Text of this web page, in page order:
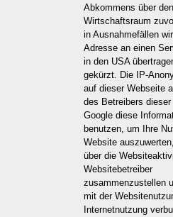
Abkommens über
Wirtschaftsraum
in Ausnahmefällen
Adresse an einen
in den USA
gekürzt. Die IP-
auf dieser Webseite
des Betreibers
Google diese
benutzen, um Ihre
Website
über die
Websitebetreiber
zusammenzustellen
mit der
Internetnutzung